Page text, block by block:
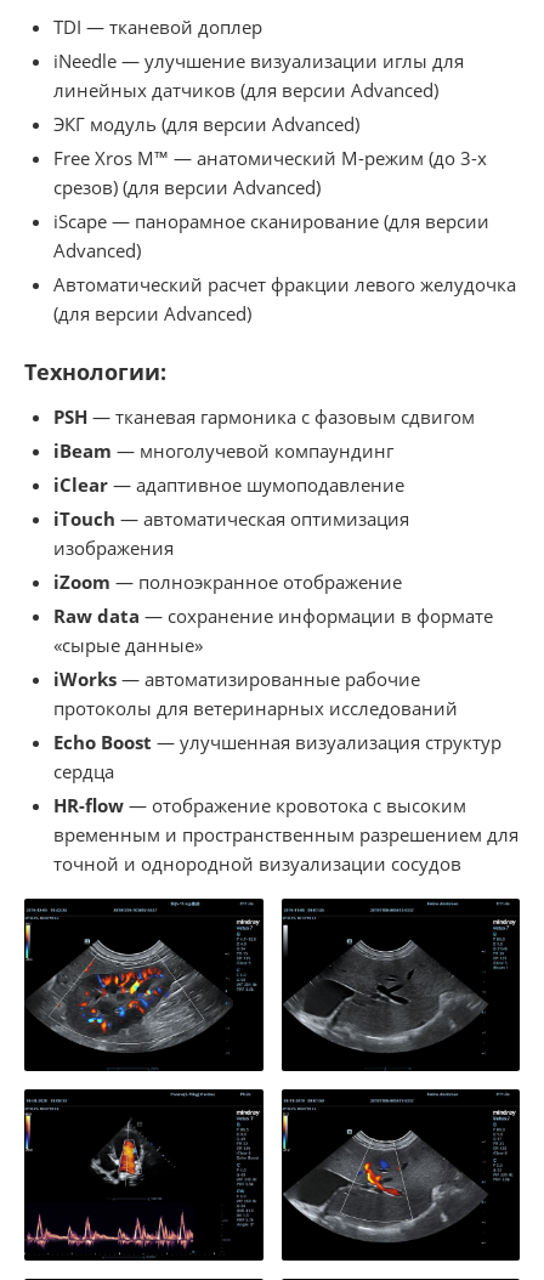
TDI — тканевой доплер
iNeedle — улучшение визуализации иглы для
линейных датчиков (для версии Advanced)
ЭКГ модуль (для версии Advanced)
Free Xros M™ — анатомический М-режим (до 3-х
срезов) (для версии Advanced)
iScape — панорамное сканирование (для версии
Advanced)
Автоматический расчет фракции левого желудочка
(для версии Advanced)
Технологии:
PSH — тканевая гармоника с фазовым сдвигом
iBeam — многолучевой компаундинг
iClear — адаптивное шумоподавление
iTouch — автоматическая оптимизация
изображения
iZoom — полноэкранное отображение
Raw data — сохранение информации в формате
«сырые данные»
iWorks — автоматизированные рабочие
протоколы для ветеринарных исследований
Echo Boost — улучшенная визуализация структур
сердца
HR-flow — отображение кровотока с высоким
временным и пространственным разрешением для
точной и однородной визуализации сосудов